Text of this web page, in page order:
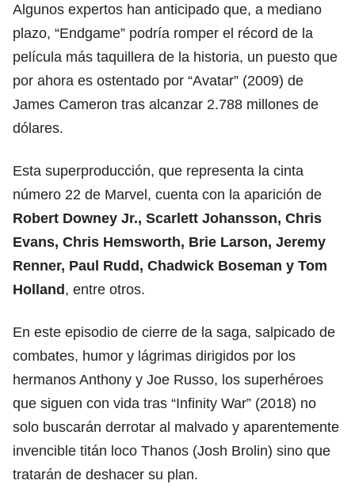
Algunos expertos han anticipado que, a mediano
plazo, “Endgame” podría romper el récord de la
película más taquillera de la historia, un puesto que
por ahora es ostentado por “Avatar” (2009) de
James Cameron tras alcanzar 2.788 millones de
dólares.
Esta superproducción, que representa la cinta
número 22 de Marvel, cuenta con la aparición de
Robert Downey Jr., Scarlett Johansson, Chris
Evans, Chris Hemsworth, Brie Larson, Jeremy
Renner, Paul Rudd, Chadwick Boseman y Tom
Holland, entre otros.
En este episodio de cierre de la saga, salpicado de
combates, humor y lágrimas dirigidos por los
hermanos Anthony y Joe Russo, los superhéroes
que siguen con vida tras “Infinity War” (2018) no
solo buscarán derrotar al malvado y aparentemente
invencible titán loco Thanos (Josh Brolin) sino que
tratarán de deshacer su plan.